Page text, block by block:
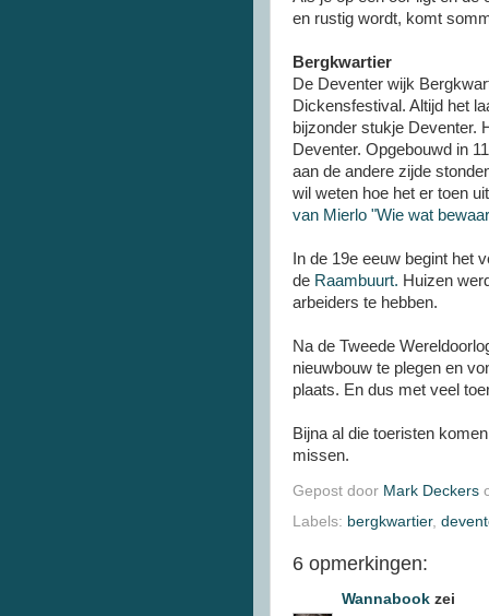
en rustig wordt, komt
Bergkwartier
De Deventer wijk
Dickensfestival. Altijd het
bijzonder stukje Deventer.
Deventer. Opgebouwd in
aan de andere zijde
wil weten hoe het er toen
van Mierlo "Wie wat
In de 19e eeuw begint het
de Raambuurt. Huizen
arbeiders te hebben.
Na de Tweede
nieuwbouw te plegen en
plaats. En dus met veel
Bijna al die toeristen
missen.
Gepost door Mark Deckers
Labels: bergkwartier,
6 opmerkingen:
Wannabook zei